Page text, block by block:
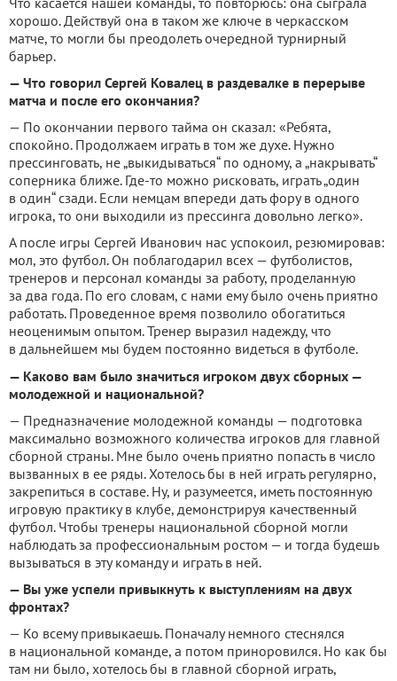
хорошо. Действуй она в таком же ключе в черкасском
матче, то могли бы преодолеть очередной турнирный
барьер.
— Что говорил Сергей Ковалец в раздевалке в перерыве
матча и после его окончания?
— По окончании первого тайма он сказал: «Ребята,
спокойно. Продолжаем играть в том же духе. Нужно
прессинговать, не „выкидываться“ по одному, а „накрывать“
соперника ближе. Где-то можно рисковать, играть „один
в один“ сзади. Если немцам впереди дать фору в одного
игрока, то они выходили из прессинга довольно легко».
А после игры Сергей Иванович нас успокоил, резюмировав:
мол, это футбол. Он поблагодарил всех — футболистов,
тренеров и персонал команды за работу, проделанную
за два года. По его словам, с нами ему было очень приятно
работать. Проведенное время позволило обогатиться
неоценимым опытом. Тренер выразил надежду, что
в дальнейшем мы будем постоянно видеться в футболе.
— Каково вам было значиться игроком двух сборных —
молодежной и национальной?
— Предназначение молодежной команды — подготовка
максимально возможного количества игроков для главной
сборной страны. Мне было очень приятно попасть в число
вызванных в ее ряды. Хотелось бы в ней играть регулярно,
закрепиться в составе. Ну, и разумеется, иметь постоянную
игровую практику в клубе, демонстрируя качественный
футбол. Чтобы тренеры национальной сборной могли
наблюдать за профессиональным ростом — и тогда будешь
вызываться в эту команду и играть в ней.
— Вы уже успели привыкнуть к выступлениям на двух
фронтах?
— Ко всему привыкаешь. Поначалу немного стеснялся
в национальной команде, а потом приноровился. Но как бы
там ни было, хотелось бы в главной сборной играть,